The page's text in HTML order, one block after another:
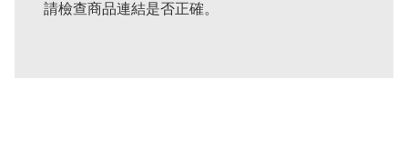
請檢查商品連結是否正確。